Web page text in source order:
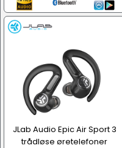
JLab Audio Epic Air Sport 3
trådløse øretelefoner